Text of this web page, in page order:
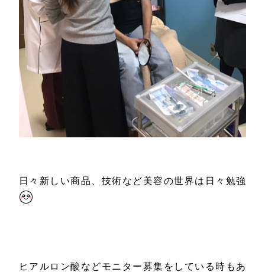
日々新しい商品、技術など美容の世界は日々勉強
ヒアルロン酸などモニター募集をしている時もあ